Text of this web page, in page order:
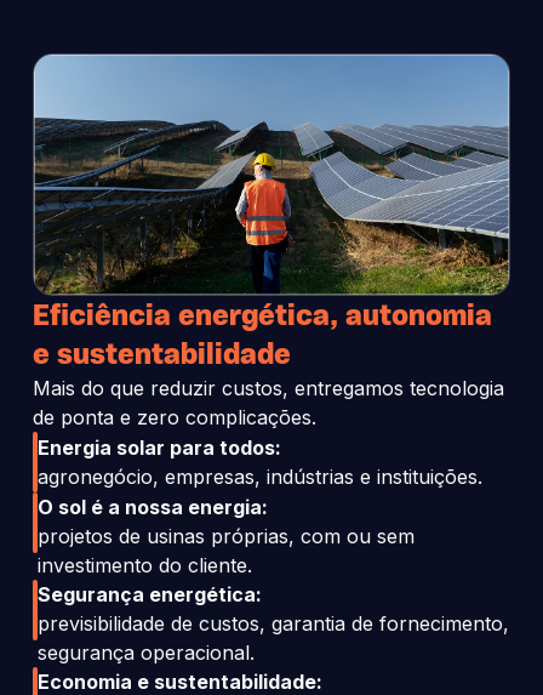
Eficiência energética, autonomia
e sustentabilidade
Mais do que reduzir custos, entregamos tecnologia
de ponta e zero complicações.
Energia solar para todos:
agronegócio, empresas, indústrias e instituições.
O sol é a nossa energia:
projetos de usinas próprias, com ou sem
investimento do cliente.
Segurança energética:
previsibilidade de custos, garantia de fornecimento,
segurança operacional.
Economia e sustentabilidade: